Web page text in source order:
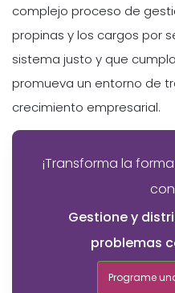
complejo proceso de
propinas y los cargos por
sistema justo y que
promueva un entorno de
crecimiento empresarial.
¡Transforma la
Gestione y
problemas
Programe